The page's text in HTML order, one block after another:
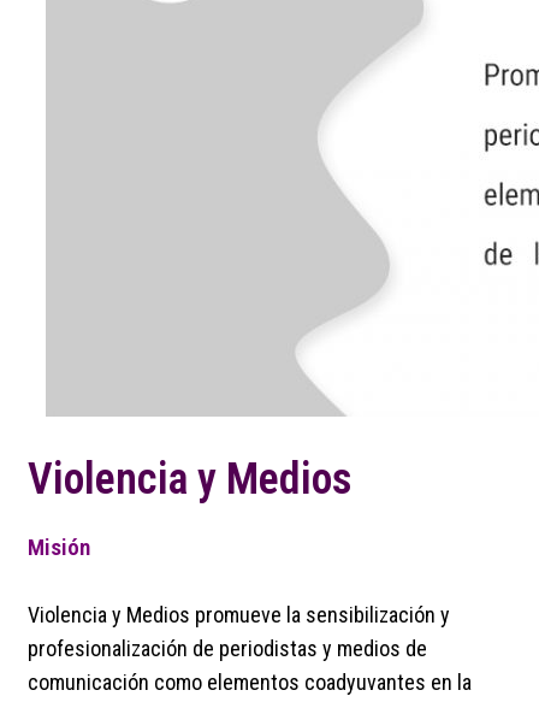
Violencia y Medios
Misión
Violencia y Medios promueve la sensibilización y
profesionalización de periodistas y medios de
comunicación como elementos coadyuvantes en la